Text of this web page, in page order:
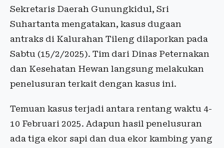
Sekretaris Daerah Gunungkidul, Sri
Suhartanta mengatakan, kasus dugaan
antraks di Kalurahan Tileng dilaporkan pada
Sabtu (15/2/2025). Tim dari Dinas Peternakan
dan Kesehatan Hewan langsung melakukan
penelusuran terkait dengan kasus ini.
Temuan kasus terjadi antara rentang waktu 4-
10 Februari 2025. Adapun hasil penelusuran
ada tiga ekor sapi dan dua ekor kambing yang